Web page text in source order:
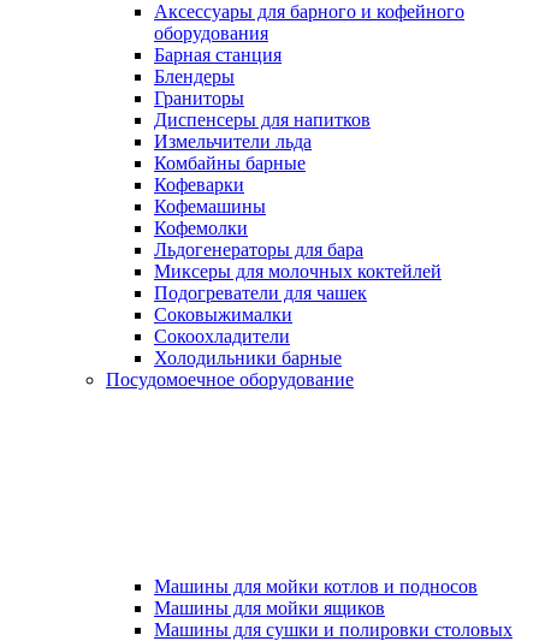
Аксессуары для барного и кофейного
оборудования
Барная станция
Блендеры
Граниторы
Диспенсеры для напитков
Измельчители льда
Комбайны барные
Кофеварки
Кофемашины
Кофемолки
Льдогенераторы для бара
Миксеры для молочных коктейлей
Подогреватели для чашек
Соковыжималки
Сокоохладители
Холодильники барные
Посудомоечное оборудование
Машины для мойки котлов и подносов
Машины для мойки ящиков
Машины для сушки и полировки столовых